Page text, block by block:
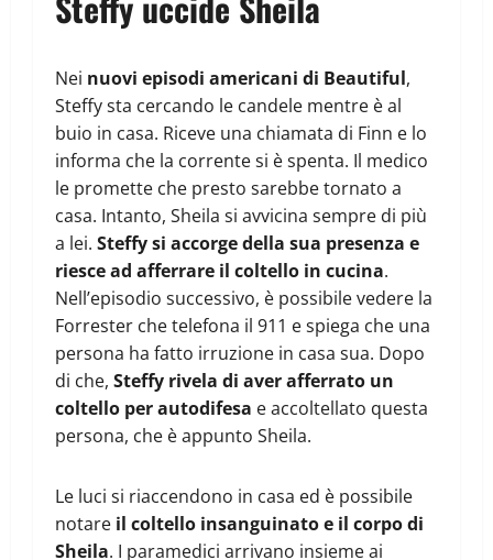
Nei nuovi episodi americani di Beautiful,
Steffy sta cercando le candele mentre è al
buio in casa. Riceve una chiamata di Finn e lo
informa che la corrente si è spenta. Il medico
le promette che presto sarebbe tornato a
casa. Intanto, Sheila si avvicina sempre di più
a lei. Steffy si accorge della sua presenza e
riesce ad afferrare il coltello in cucina.
Nell’episodio successivo, è possibile vedere la
Forrester che telefona il 911 e spiega che una
persona ha fatto irruzione in casa sua. Dopo
di che, Steffy rivela di aver afferrato un
coltello per autodifesa e accoltellato questa
persona, che è appunto Sheila.
Le luci si riaccendono in casa ed è possibile
notare il coltello insanguinato e il corpo di
Sheila. I paramedici arrivano insieme ai